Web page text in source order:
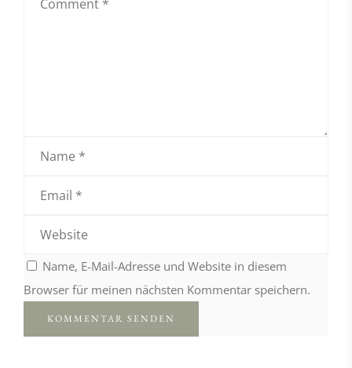
Name, E-Mail-Adresse und Website in diesem
Browser für meinen nächsten Kommentar speichern.